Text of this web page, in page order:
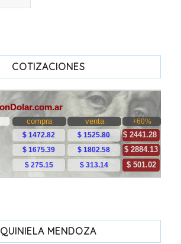
COTIZACIONES
QUINIELA MENDOZA